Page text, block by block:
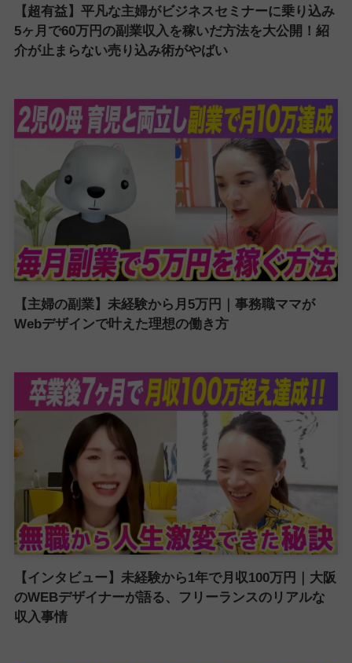
【超有益】平凡な主婦がビジネスセミナーに乗り込み
5ヶ月で60万円の副業収入を稼いだ方法を大公開！紹
介が止まらない売り込み術がやばい
【主婦の副業】未経験から月5万円｜事務職ママが
Webデザインで叶えた理想の働き方
【インタビュー】未経験から1年で月収100万円｜大阪
のWEBデザイナーが語る、フリーランスのリアルな
収入事情